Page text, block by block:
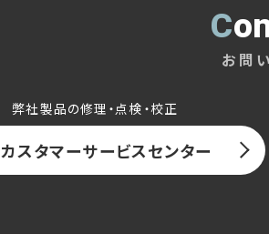
お問
弊社製品の修理・点検・校正
カスタマーサービスセンター